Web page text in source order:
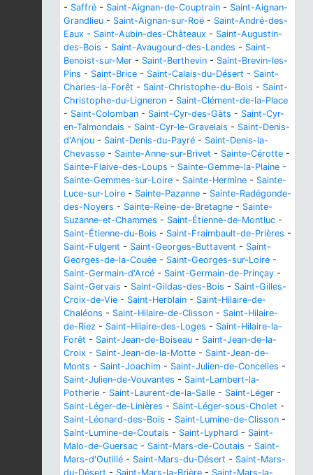
- Saffré - Saint-Aignan-de-Couptrain - Saint-Aignan-
Grandlieu - Saint-Aignan-sur-Roë - Saint-André-des-
Eaux - Saint-Aubin-des-Châteaux - Saint-Augustin-
des-Bois - Saint-Avaugourd-des-Landes - Saint-
Benoist-sur-Mer - Saint-Berthevin - Saint-Brevin-les-
Pins - Saint-Brice - Saint-Calais-du-Désert - Saint-
Charles-la-Forêt - Saint-Christophe-du-Bois - Saint-
Christophe-du-Ligneron - Saint-Clément-de-la-Place
- Saint-Colomban - Saint-Cyr-des-Gâts - Saint-Cyr-
en-Talmondais - Saint-Cyr-le-Gravelais - Saint-Denis-
d'Anjou - Saint-Denis-du-Payré - Saint-Denis-la-
Chevasse - Sainte-Anne-sur-Brivet - Sainte-Cérotte -
Sainte-Flaive-des-Loups - Sainte-Gemme-la-Plaine -
Sainte-Gemmes-sur-Loire - Sainte-Hermine - Sainte-
Luce-sur-Loire - Sainte-Pazanne - Sainte-Radégonde-
des-Noyers - Sainte-Reine-de-Bretagne - Sainte-
Suzanne-et-Chammes - Saint-Étienne-de-Montluc -
Saint-Étienne-du-Bois - Saint-Fraimbault-de-Prières -
Saint-Fulgent - Saint-Georges-Buttavent - Saint-
Georges-de-la-Couée - Saint-Georges-sur-Loire -
Saint-Germain-d'Arcé - Saint-Germain-de-Prinçay -
Saint-Gervais - Saint-Gildas-des-Bois - Saint-Gilles-
Croix-de-Vie - Saint-Herblain - Saint-Hilaire-de-
Chaléons - Saint-Hilaire-de-Clisson - Saint-Hilaire-
de-Riez - Saint-Hilaire-des-Loges - Saint-Hilaire-la-
Forêt - Saint-Jean-de-Boiseau - Saint-Jean-de-la-
Croix - Saint-Jean-de-la-Motte - Saint-Jean-de-
Monts - Saint-Joachim - Saint-Julien-de-Concelles -
Saint-Julien-de-Vouvantes - Saint-Lambert-la-
Potherie - Saint-Laurent-de-la-Salle - Saint-Léger -
Saint-Léger-de-Linières - Saint-Léger-sous-Cholet -
Saint-Léonard-des-Bois - Saint-Lumine-de-Clisson -
Saint-Lumine-de-Coutais - Saint-Lyphard - Saint-
Malo-de-Guersac - Saint-Mars-de-Coutais - Saint-
Mars-d'Outillé - Saint-Mars-du-Désert - Saint-Mars-
du-Désert - Saint-Mars-la-Brière - Saint-Mars-la-